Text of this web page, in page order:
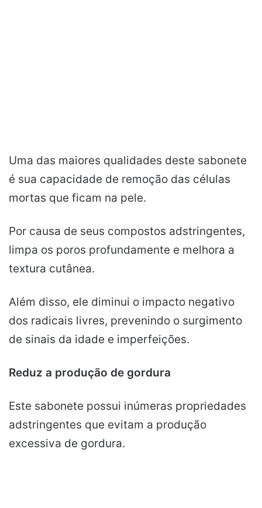
Uma das maiores qualidades deste sabonete
é sua capacidade de remoção das células
mortas que ficam na pele.
Por causa de seus compostos adstringentes,
limpa os poros profundamente e melhora a
textura cutânea.
Além disso, ele diminui o impacto negativo
dos radicais livres, prevenindo o surgimento
de sinais da idade e imperfeições.
Reduz a produção de gordura
Este sabonete possui inúmeras propriedades
adstringentes que evitam a produção
excessiva de gordura.